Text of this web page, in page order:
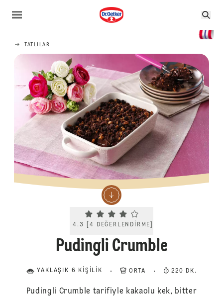
TATLILAR
Current rating 4.3. Click to rate.
4.3 [4 DEĞERLENDIRME
Pudingli Crumble
YAKLAŞIK 6 KIŞILIK ORTA 220 DK.
Pudingli Crumble tarifiyle kakaolu kek, bitter